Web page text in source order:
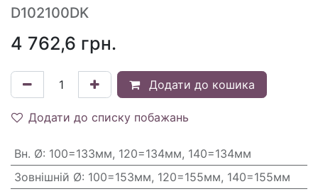
D102100DK
4 762,6 грн.
Додати до кошика
Додати до списку побажань
Вн. Ø: 100=133мм, 120=134мм, 140=134мм
Зовнішній Ø: 100=153мм, 120=155мм, 140=155мм